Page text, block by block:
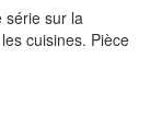
série sur la
cuisines. Pièce